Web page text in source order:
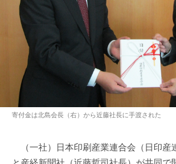
寄付金は北島会長（右）から近藤社長に手渡された
（一社）日本印刷産業連合会（日印産